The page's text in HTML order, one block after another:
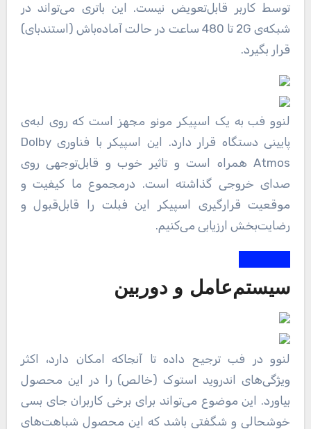
توسط کاربر قابل‌تعویض نیست. این باتری می‌تواند در
شبکه‌ی 2G تا 480 ساعت در حالت آماده‌باش (استندبای)
قرار بگیرد.
لنوو فب به یک اسپیکر مونو مجهز است که روی لبه‌ی
پایینی دستگاه قرار دارد. این اسپیکر با فناوری Dolby
Atmos همراه است و تاثیر خوب و قابل‌توجهی روی
صدای خروجی گذاشته است. درمجموع ما کیفیت و
موقعیت قرارگیری اسپیکر این فبلت را قابل‌قبول و
رضایت‌بخش ارزیابی می‌کنیم.
سیستم‌عامل و دوربین
لنوو در فب ترجیح داده تا آنجاکه امکان دارد، اکثر
ویژگی‌های اندروید استوک (خالص) را در این محصول
بیاورد. این موضوع می‌تواند برای برخی کاربران جای بسی
خوشحالی و شگفتی باشد که این محصول شباهت‌های